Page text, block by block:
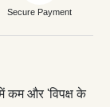
Secure Payment
कम और 'विपक्ष के